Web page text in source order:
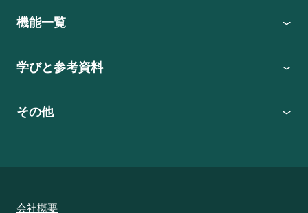
機能一覧
学びと参考資料
その他
会社概要